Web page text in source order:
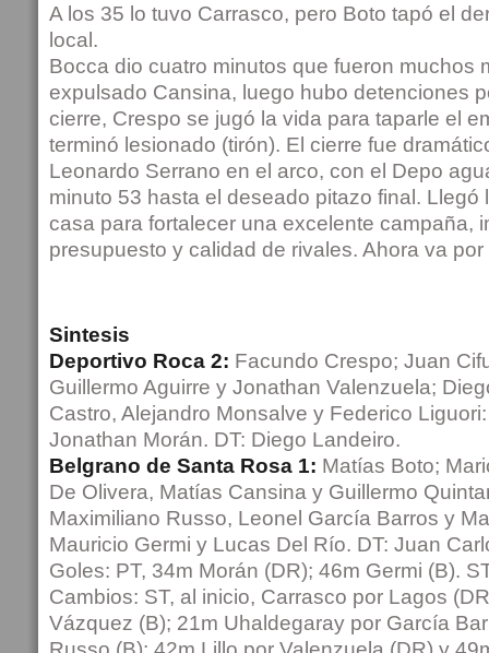
A los 35 lo tuvo Carrasco, pero Boto tapó el
local.
Bocca dio cuatro minutos que fueron muchos
expulsado Cansina, luego hubo detenciones
cierre, Crespo se jugó la vida para taparle el
terminó lesionado (tirón). El cierre fue
Leonardo Serrano en el arco, con el Depo
minuto 53 hasta el deseado pitazo final. Llegó
casa para fortalecer una excelente campaña,
presupuesto y calidad de rivales. Ahora va
Sintesis
Deportivo Roca 2: Facundo Crespo; Juan
Guillermo Aguirre y Jonathan Valenzuela;
Castro, Alejandro Monsalve y Federico
Jonathan Morán. DT: Diego Landeiro.
Belgrano de Santa Rosa 1: Matías Boto;
De Olivera, Matías Cansina y Guillermo
Maximiliano Russo, Leonel García Barros y
Mauricio Germi y Lucas Del Río. DT: Juan
Goles: PT, 34m Morán (DR); 46m Germi (B).
Cambios: ST, al inicio, Carrasco por Lagos
Vázquez (B); 21m Uhaldegaray por García